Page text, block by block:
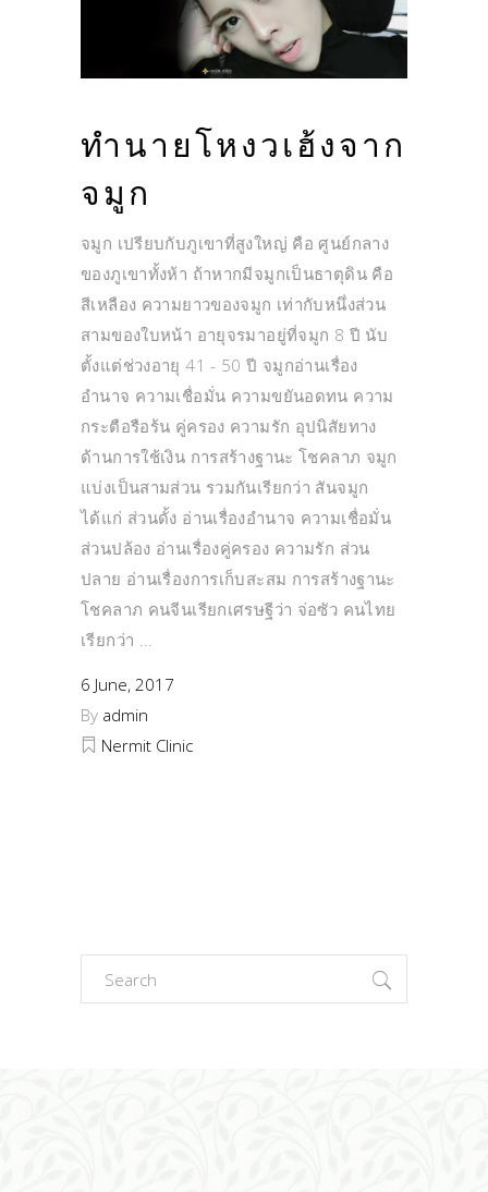
ทำนายโหงวเฮ้งจาก
จมูก
จมูก เปรียบกับภูเขาที่สูงใหญ่ คือ ศูนย์กลาง
ของภูเขาทั้งห้า ถ้าหากมีจมูกเป็นธาตุดิน คือ
สีเหลือง ความยาวของจมูก เท่ากับหนึ่งส่วน
สามของใบหน้า อายุจรมาอยู่ที่จมูก 8 ปี นับ
ตั้งแต่ช่วงอายุ 41 - 50 ปี จมูกอ่านเรื่อง
อำนาจ ความเชื่อมั่น ความขยันอดทน ความ
กระตือรือร้น คู่ครอง ความรัก อุปนิสัยทาง
ด้านการใช้เงิน การสร้างฐานะ โชคลาภ จมูก
แบ่งเป็นสามส่วน รวมกันเรียกว่า สันจมูก
ได้แก่ ส่วนดั้ง อ่านเรื่องอำนาจ ความเชื่อมั่น
ส่วนปล้อง อ่านเรื่องคู่ครอง ความรัก ส่วน
ปลาย อ่านเรื่องการเก็บสะสม การสร้างฐานะ
โชคลาภ คนจีนเรียกเศรษฐีว่า จ่อซัว คนไทย
เรียกว่า
6 June, 2017
By admin
Nermit Clinic
Search
for: